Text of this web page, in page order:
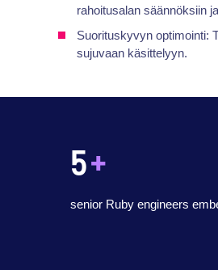
rahoitusalan säännöksiin
Suorituskyvyn optimointi:
sujuvaan käsittelyyn.
5+
senior Ruby engineers